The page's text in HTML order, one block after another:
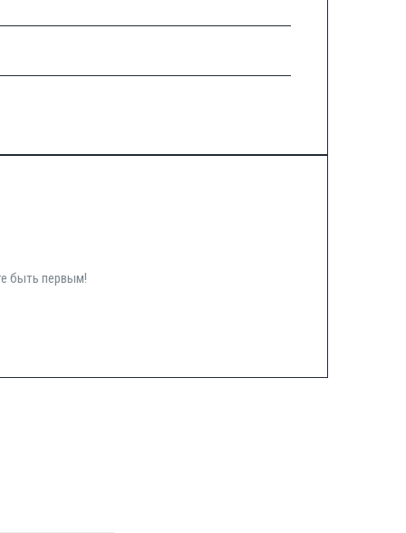
быть первым!